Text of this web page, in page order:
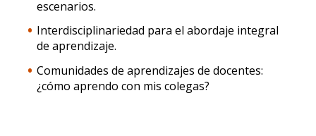
escenarios.
Interdisciplinariedad para el abordaje integral
de aprendizaje.
Comunidades de aprendizajes de docentes:
¿cómo aprendo con mis colegas?